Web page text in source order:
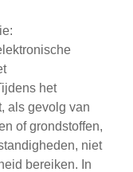
het
als gevolg van
of grondstoffen,
niet
bereiken. In